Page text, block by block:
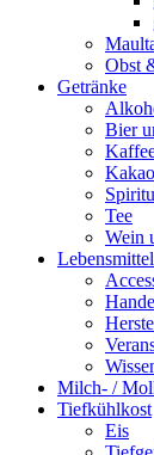
Obst
Getränke
Bier
Kakao
Tee
Wein
Milch- /
Tiefkühlkost
Eis